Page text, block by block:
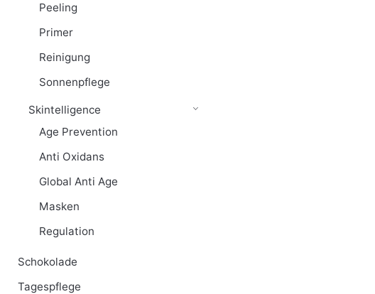
Peeling
Primer
Reinigung
Sonnenpflege
Skintelligence
Age Prevention
Anti Oxidans
Global Anti Age
Masken
Regulation
Schokolade
Tagespflege